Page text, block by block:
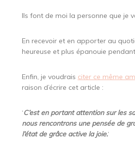
Ils font de moi la personne que je
En recevoir et en apporter au
heureuse et plus épanouie
Enfin, je voudrais citer ce même
raison d’écrire cet article :
‘C’est en portant attention sur les
nous rencontrons une pensée de
l’état de grâce active la joie.‘